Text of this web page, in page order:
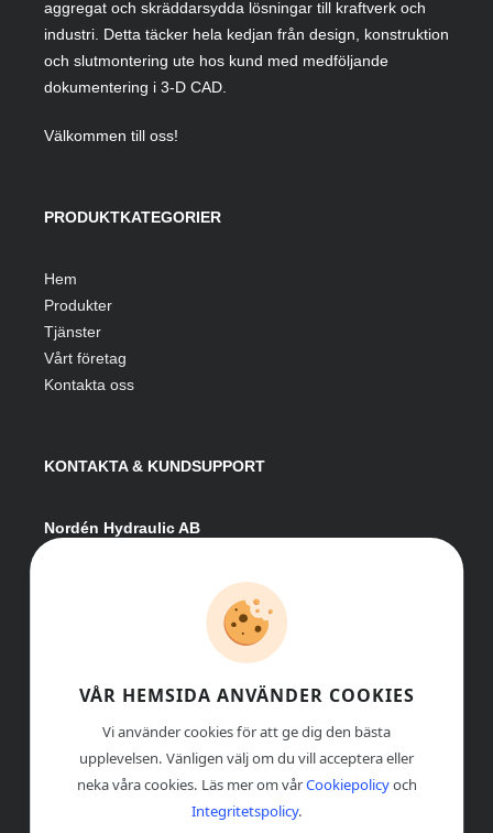
aggregat och skräddarsydda lösningar till kraftverk och
industri. Detta täcker hela kedjan från design, konstruktion
och slutmontering ute hos kund med medföljande
dokumentering i 3-D CAD.
Välkommen till oss!
PRODUKTKATEGORIER
Hem
Produkter
Tjänster
Vårt företag
Kontakta oss
KONTAKTA & KUNDSUPPORT
Nordén Hydraulic AB
info@nordenhydraulic.se
Org-nr: 556531-8424
VÅR HEMSIDA ANVÄNDER COOKIES
Vi använder cookies för att ge dig den bästa
upplevelsen. Vänligen välj om du vill acceptera eller
neka våra cookies. Läs mer om vårCookiepolicyoch
Integritetspolicy.